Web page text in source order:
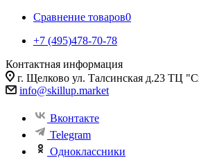
Сравнение товаров0
+7 (495)478-70-78
Контактная информация
г. Щелково ул. Талсинская д.23 ТЦ
info@skillup.market
Вконтакте
Telegram
Одноклассники